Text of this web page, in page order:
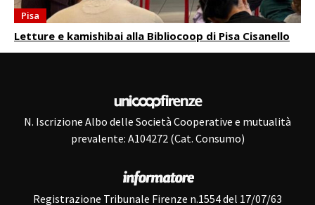
Pisa
Letture e kamishibai alla Bibliocoop di Pisa Cisanello
N. Iscrizione Albo delle Società Cooperative e mutualità
prevalente: A104272 (Cat. Consumo)
Registrazione Tribunale Firenze n.1554 del 17/07/63